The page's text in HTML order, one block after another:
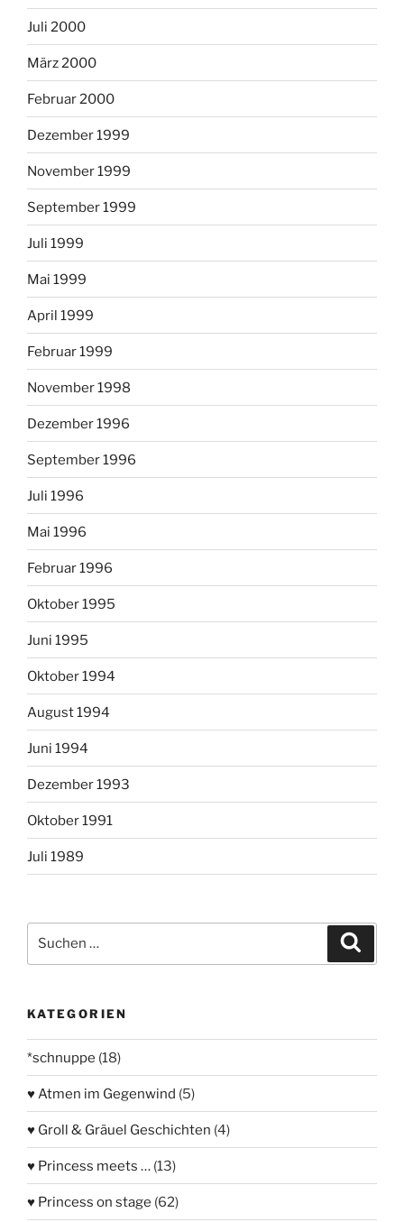
Juli 2000
März 2000
Februar 2000
Dezember 1999
November 1999
September 1999
Juli 1999
Mai 1999
April 1999
Februar 1999
November 1998
Dezember 1996
September 1996
Juli 1996
Mai 1996
Februar 1996
Oktober 1995
Juni 1995
Oktober 1994
August 1994
Juni 1994
Dezember 1993
Oktober 1991
Juli 1989
nach:
KATEGORIEN
*schnuppe (18)
♥ Atmen im Gegenwind (5)
♥ Groll & Gräuel Geschichten (4)
♥ Princess meets … (13)
♥ Princess on stage (62)